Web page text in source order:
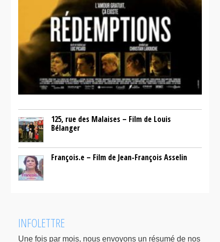
125, rue des Malaises – Film de Louis
Bélanger
François.e – Film de Jean-François Asselin
INFOLETTRE
Une fois par mois, nous envoyons un résumé de nos